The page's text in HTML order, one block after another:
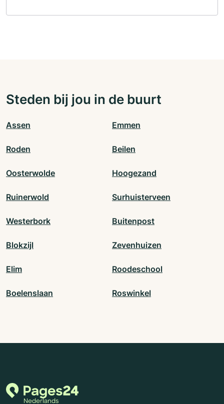
Steden bij jou in de buurt
Assen Emmen
Roden Beilen
Oosterwolde Hoogezand
Ruinerwold Surhuisterveen
Westerbork Buitenpost
Blokzijl Zevenhuizen
Elim Roodeschool
Boelenslaan Roswinkel